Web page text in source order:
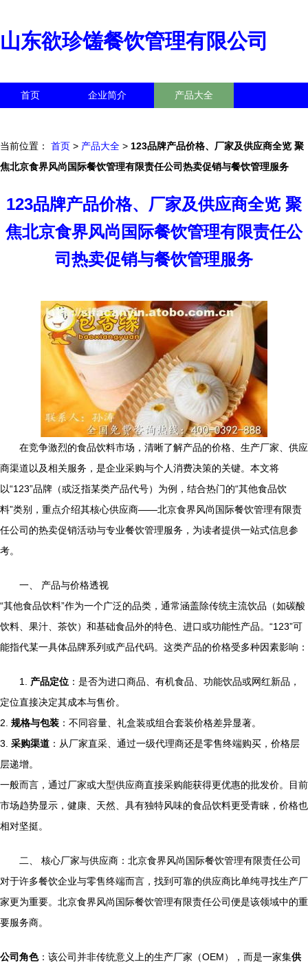
山东欲珍馐餐饮管理有限公司
首页 企业简介 产品大全
当前位置： 首页 > 产品大全 > 123品牌产品价格、厂家及供应商全览 聚
焦北京食界风尚国际餐饮管理有限责任公司热卖促销与餐饮管理服务
123品牌产品价格、厂家及供应商全览 聚
焦北京食界风尚国际餐饮管理有限责任公
司热卖促销与餐饮管理服务
在竞争激烈的食品饮料市场，清晰了解产品的价格、生产厂家、供应
商渠道以及相关服务，是企业采购与个人消费决策的关键。本文将
以“123”品牌（或泛指某类产品代号）为例，结合热门的“其他食品饮
料”类别，重点介绍其核心供应商——北京食界风尚国际餐饮管理有限责
任公司的热卖促销活动与专业餐饮管理服务，为读者提供一站式信息参
考。
一、 产品与价格透视
“其他食品饮料”作为一个广泛的品类，通常涵盖除传统主流饮品（如碳酸
饮料、果汁、茶饮）和基础食品外的特色、进口或功能性产品。“123”可
能指代某一具体品牌系列或产品代码。这类产品的价格受多种因素影响：
1. 产品定位 ：是否为进口商品、有机食品、功能饮品或网红新品，
定位直接决定其成本与售价。
2. 规格与包装 ：不同容量、礼盒装或组合套装价格差异显著。
3. 采购渠道 ：从厂家直采、通过一级代理商还是零售终端购买，价格层
层递增。
一般而言，通过厂家或大型供应商直接采购能获得更优惠的批发价。目前
市场趋势显示，健康、天然、具有独特风味的食品饮料更受青睐，价格也
相对坚挺。
二、 核心厂家与供应商：北京食界风尚国际餐饮管理有限责任公司
对于许多餐饮企业与零售终端而言，找到可靠的供应商比单纯寻找生产厂
家更为重要。北京食界风尚国际餐饮管理有限责任公司便是该领域中的重
要服务商。
公司角色：该公司并非传统意义上的生产厂家（OEM），而是一家集供